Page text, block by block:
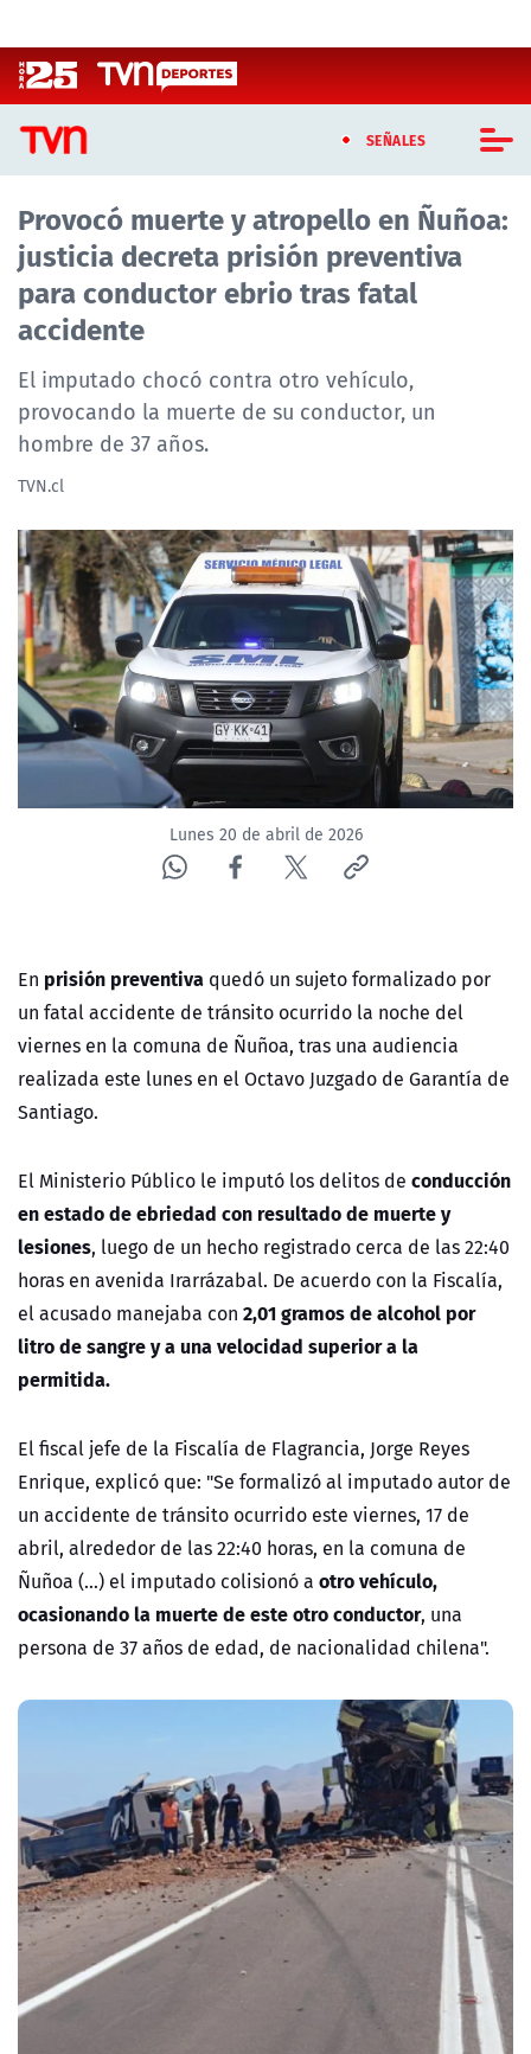
SEÑALES
CASTING MASTERCHEF CHILE
CASTING TVN VERTICAL
TVN VERTICAL
TVN PLAY
PROGRAMAS
TELESERIES
NTV
ACTUALIDAD Y TENDENCIAS
CORPORATIVO Y TRANSPARENCIA
CANAL DE DENUNCIAS
ÁREA DE PROYECTOS
Provocó muerte y atropello en Ñuñoa:
justicia decreta prisión preventiva
para conductor ebrio tras fatal
accidente
El imputado chocó contra otro vehículo,
provocando la muerte de su conductor, un
hombre de 37 años.
TVN.cl
Lunes 20 de abril de 2026
En prisión preventiva quedó un sujeto formalizado por
un fatal accidente de tránsito ocurrido la noche del
viernes en la comuna de Ñuñoa, tras una audiencia
realizada este lunes en el Octavo Juzgado de Garantía de
Santiago.
El Ministerio Público le imputó los delitos de conducción
en estado de ebriedad con resultado de muerte y
lesiones, luego de un hecho registrado cerca de las 22:40
horas en avenida Irarrázabal. De acuerdo con la Fiscalía,
el acusado manejaba con 2,01 gramos de alcohol por
litro de sangre y a una velocidad superior a la
permitida.
El fiscal jefe de la Fiscalía de Flagrancia, Jorge Reyes
Enrique, explicó que: "Se formalizó al imputado autor de
un accidente de tránsito ocurrido este viernes, 17 de
abril, alrededor de las 22:40 horas, en la comuna de
Ñuñoa (...) el imputado colisionó a otro vehículo,
ocasionando la muerte de este otro conductor, una
persona de 37 años de edad, de nacionalidad chilena".